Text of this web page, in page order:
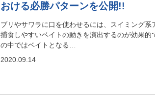
おける必勝パターンを公開!!
ブリやサワラに口を使わせるには、スイミング系
捕食しやすいベイトの動きを演出するのが効果的
の中ではベイトとなる…
2020.09.14